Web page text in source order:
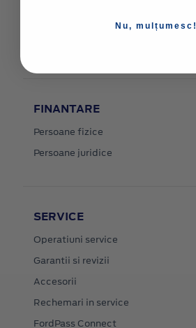
FINANTARE
Persoane fizice
Persoane juridice
SERVICE
Operatiuni service
Garantii si revizii
Accesorii
Rechemari in service
FordPass Connect
Nu, mulțumesc!